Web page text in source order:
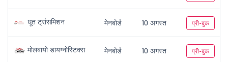
धूत ट्रांसमिशन मेनबोर्ड 10 अगस्त प्री-बुक
मोलबायो डायग्नोस्टिक्स मेनबोर्ड 10 अगस्त प्री-बुक